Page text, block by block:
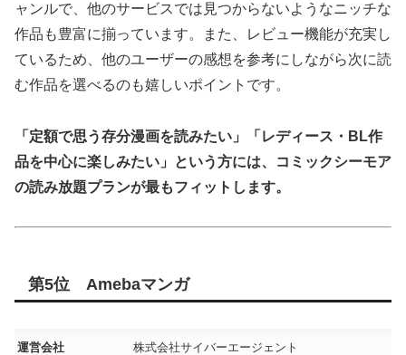
ャンルで、他のサービスでは見つからないようなニッチな
作品も豊富に揃っています。また、レビュー機能が充実し
ているため、他のユーザーの感想を参考にしながら次に読
む作品を選べるのも嬉しいポイントです。
「定額で思う存分漫画を読みたい」「レディース・BL作
品を中心に楽しみたい」という方には、コミックシーモア
の読み放題プランが最もフィットします。
第5位 Amebaマンガ
運営会社
株式会社サイバーエージェント